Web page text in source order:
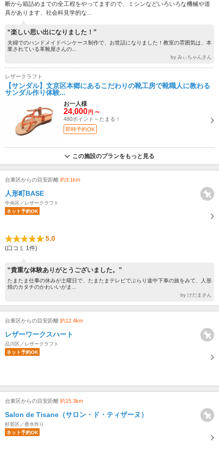
断から箱詰めまでの全工程をやってますので、ミシンなどいろいろな機械や道
具があります、社会科見学的な...
“楽しい思い出になりました！”
夫婦でのハンドメイドペンケース制作で、お世話になりました！教室の雰囲気は、本
業されている革靴屋さんの...
by みぃちゃんさん
レザークラフト
【サンダル】文京区本郷にあるこだわりの靴工房で靴職人に教わる
サンダル作り体験...
お一人様
24,000 円 ～
480ポイント～たまる！
即時予約OK
この施設のプランをもっと見る
台東区からの目安距離 約3.1km
人形町BASE
中央区／レザークラフト
ネット予約OK
5.0
(口コミ 1件)
“貴重な体験ありがとうございました。”
たまたま仕事の休みが土曜日で、たまたまテレビでぶらり途中下車の旅をみて、人形
焼のカタチのかわいいがま...
by けだまさん
台東区からの目安距離 約12.4km
レザーワークスハート
品川区／レザークラフト
ネット予約OK
台東区からの目安距離 約15.3km
Salon de Tisane（サロン・ド・ティザーヌ）
杉並区／香水作り
ネット予約OK